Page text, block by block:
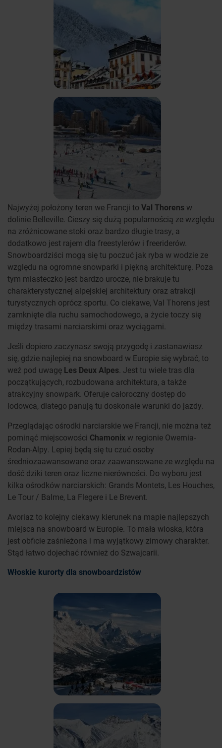
Najwyżej położony teren we Francji to Val Thorensw
dolinie Belleville. Cieszy się dużą popularnością ze względu
na zróżnicowane stoki oraz bardzo długie trasy, a
dodatkowo jest rajem dla freestylerów i freeriderów.
Snowboardziści mogą się tu poczuć jak ryba w wodzie ze
względu na ogromne snowparki i piękną architekturę. Poza
tym miasteczko jest bardzo urocze, nie brakuje tu
charakterystycznej alpejskiej architektury oraz atrakcji
turystycznych oprócz sportu. Co ciekawe, Val Thorens jest
zamknięte dla ruchu samochodowego, a życie toczy się
między trasami narciarskimi oraz wyciągami.
Jeśli dopiero zaczynasz swoją przygodę i zastanawiasz
się, gdzie najlepiej na snowboard w Europie się wybrać, to
weź pod uwagę Les Deux Alpes. Jest tu wiele tras dla
początkujących, rozbudowana architektura, a także
atrakcyjny snowpark. Oferuje całoroczny dostęp do
lodowca, dlatego panują tu doskonałe warunki do jazdy.
Przeglądając ośrodki narciarskie we Francji, nie można też
pominąć miejscowości Chamonixw regionie Owernia-
Rodan-Alpy. Lepiej będą się tu czuć osoby
średniozaawansowane oraz zaawansowane ze względu na
dość dziki teren oraz liczne nierówności. Do wyboru jest
kilka ośrodków narciarskich: Grands Montets, Les Houches,
Le Tour / Balme, La Flegere i Le Brevent.
Avoriaz to kolejny ciekawy kierunek na mapie najlepszych
miejsca na snowboard w Europie. To mała wioska, która
jest obficie zaśnieżona i ma wyjątkowy zimowy charakter.
Stąd łatwo dojechać również do Szwajcarii.
Włoskie kurorty dla snowboardzistów